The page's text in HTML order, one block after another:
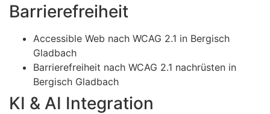
Barrierefreiheit
Accessible Web nach WCAG 2.1 in Bergisch
Gladbach
Barrierefreiheit nach WCAG 2.1 nachrüsten in
Bergisch Gladbach
KI & AI Integration